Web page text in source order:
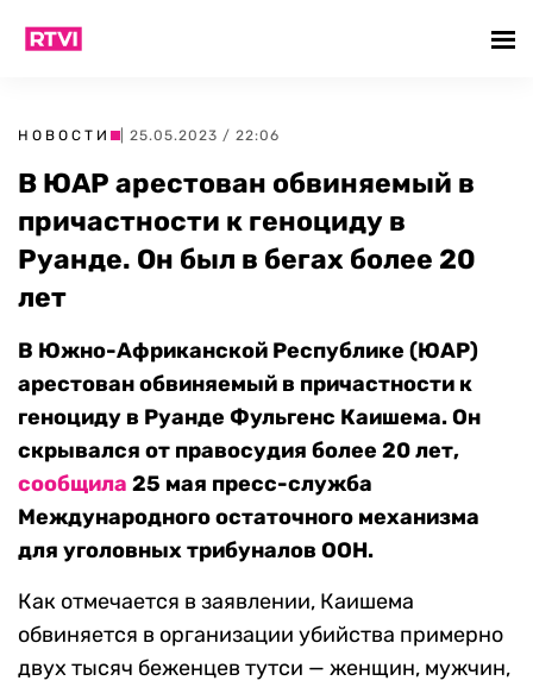
НОВОСТИ | 25.05.2023 / 22:06
В ЮАР арестован обвиняемый в
причастности к геноциду в
Руанде. Он был в бегах более 20
лет
В Южно-Африканской Республике (ЮАР)
арестован обвиняемый в причастности к
геноциду в Руанде Фульгенс Каишема. Он
скрывался от правосудия более 20 лет,
сообщила 25 мая пресс-служба
Международного остаточного механизма
для уголовных трибуналов ООН.
Как отмечается в заявлении, Каишема
обвиняется в организации убийства примерно
двух тысяч беженцев тутси — женщин, мужчин,